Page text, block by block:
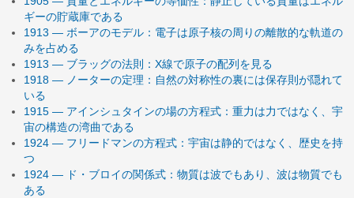
ギーの貯蔵庫である
1913 — ボーアのモデル：電子は原子核の周りの離散的な軌道の
みを占める
1913 — ブラッグの法則：X線で原子の配列を見る
1918 — ノーターの定理：自然の対称性の裏には保存則が隠れて
いる
1915 — アインシュタインの場の方程式：重力は力ではなく、宇
宙の構造の湾曲である
1924 — フリードマンの方程式：宇宙は静的ではなく、歴史を持
つ
1924 — ド・ブロイの関係式：物質は波でもあり、波は物質でも
ある